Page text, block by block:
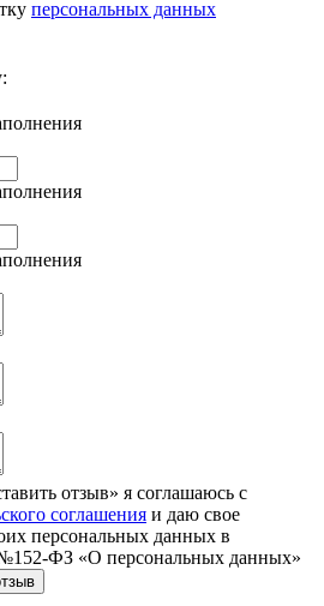
персональных данных
отзыв» я соглашаюсь с
соглашения и даю свое
персональных данных в
№152-ФЗ «О персональных данных»